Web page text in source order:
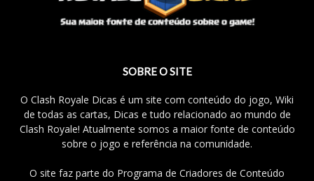
SOBRE O SITE
O Clash Royale Dicas é um site com conteúdo do jogo, Wiki
de todas as cartas, Dicas e tudo relacionado ao mundo de
Clash Royale! Atualmente somos a maior fonte de conteúdo
sobre o jogo e referência na comunidade.
O site faz parte do Programa de Criadores de Conteúdo